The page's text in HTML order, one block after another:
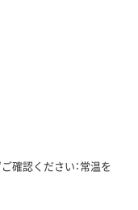
認ください：常温を